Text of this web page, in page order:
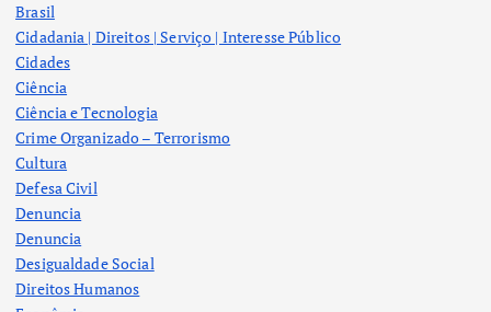
Brasil
Cidadania | Direitos | Serviço | Interesse Público
Cidades
Ciência
Ciência e Tecnologia
Crime Organizado – Terrorismo
Cultura
Defesa Civil
Denuncia
Denuncia
Desigualdade Social
Direitos Humanos